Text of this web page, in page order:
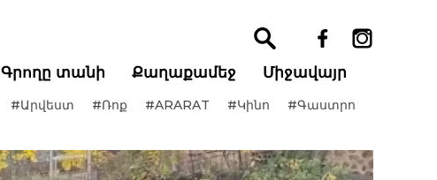
Գրողը տանի Քաղաքամեջ Միջավայր
#Արվեստ #Ռոք #ARARAT #Կինո #Գաստրո